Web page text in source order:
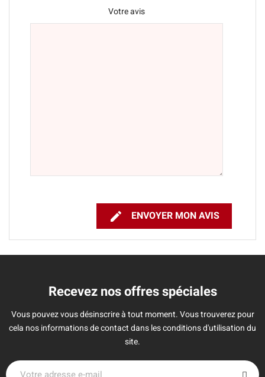
Votre avis
 ENVOYER MON AVIS
Recevez nos offres spéciales
Vous pouvez vous désinscrire à tout moment. Vous trouverez pour
cela nos informations de contact dans les conditions d'utilisation du
site.